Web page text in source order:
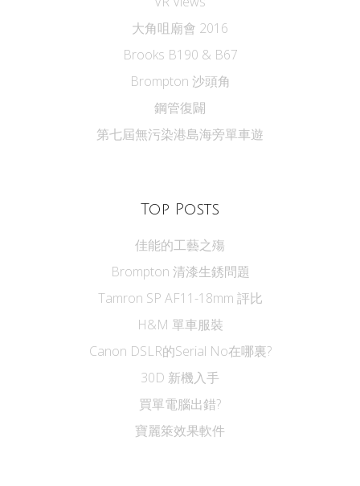
大角咀廟會 2016
Brooks B190 & B67
Brompton 沙頭角
鋼管復闢
第七屆無污染港島海旁單車遊
Top Posts
佳能的工藝之殤
Brompton 清漆生銹問題
Tamron SP AF11-18mm 評比
H&M 單車服裝
Canon DSLR的Serial No在哪裏?
30D 新機入手
買單電腦出錯?
寶麗箂效果軟件